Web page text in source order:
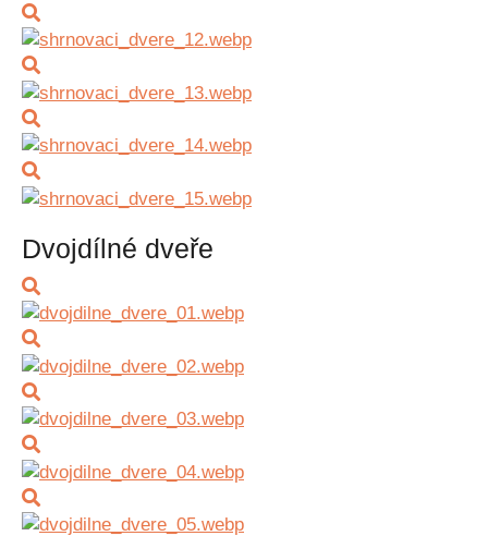
Dvojdílné dveře